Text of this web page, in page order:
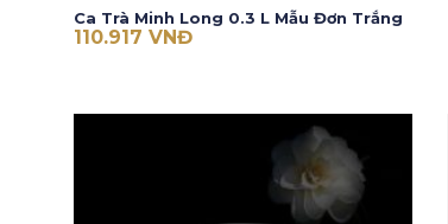
Ca Trà Minh Long 0.3 L Mẫu Đơn Trắng
110.917 VNĐ